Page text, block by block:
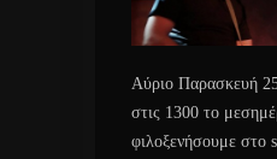
Αύριο Παρασκευή
στις 1300 το
φιλοξενήσουμε στο